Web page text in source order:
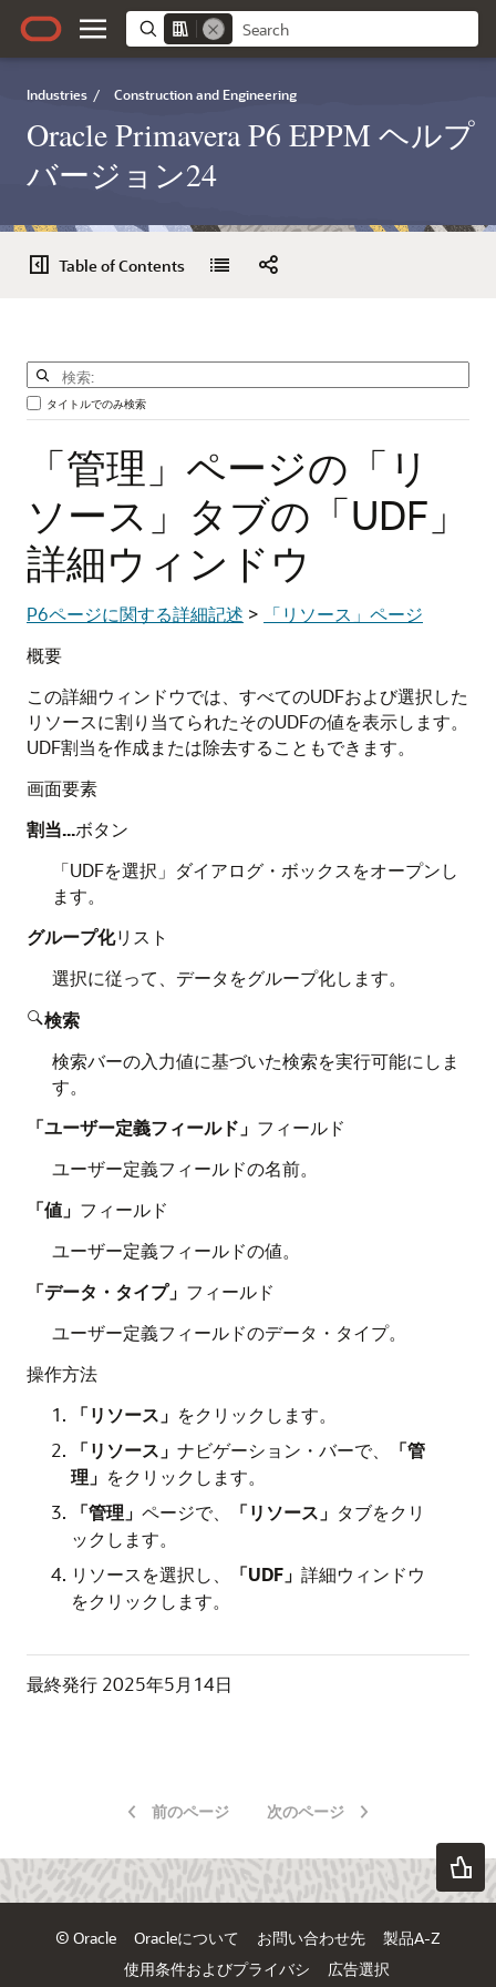
Industries / Construction and Engineering
Oracle Primavera P6 EPPM ヘルプ
バージョン24
Table of Contents
タイトルでのみ検索
「管理」ページの「リ
ソース」タブの「UDF」
詳細ウィンドウ
P6ページに関する詳細記述 >
「リソース」ページ
概要
この詳細ウィンドウでは、すべてのUDFおよび選択した
リソースに割り当てられたそのUDFの値を表示します。
UDF割当を作成または除去することもできます。
画面要素
割当...ボタン
「UDFを選択」ダイアログ・ボックスをオープンし
ます。
グループ化リスト
選択に従って、データをグループ化します。
検索
検索バーの入力値に基づいた検索を実行可能にしま
す。
「ユーザー定義フィールド」 フィールド
ユーザー定義フィールドの名前。
「値」 フィールド
ユーザー定義フィールドの値。
「データ・タイプ」 フィールド
ユーザー定義フィールドのデータ・タイプ。
操作方法
「リソース」 をクリックします。
「リソース」 ナビゲーション・バーで、
「管
理」 をクリックします。
「管理」 ページで、 「リソース」 タブをクリ
ックします。
リソースを選択し、
「UDF」 詳細ウィンドウ
をクリックします。
最終発行 2025年5月14日
前のページ 次のページ
© Oracle Oracleについて お問い合わせ先
製品A-Z
使用条件およびプライバシ
広告選択